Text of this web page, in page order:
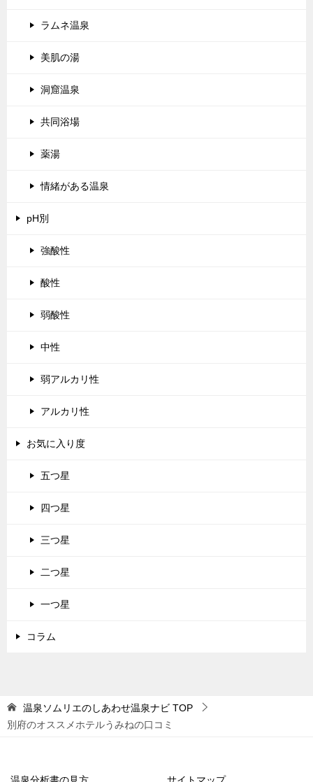
ラムネ温泉
美肌の湯
洞窟温泉
共同浴場
薬湯
情緒がある温泉
pH別
強酸性
酸性
弱酸性
中性
弱アルカリ性
アルカリ性
お気に入り度
五つ星
四つ星
三つ星
二つ星
一つ星
コラム
温泉ソムリエのしあわせ温泉ナビ TOP
別府のオススメホテルうみねの口コミ